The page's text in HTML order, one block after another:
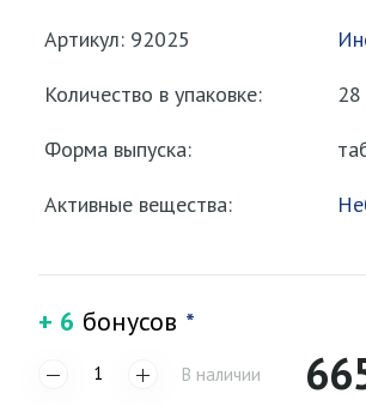
Артикул: 92025
Количество в упаковке:
28
Форма выпуска:
Активные вещества:
+ 6 бонусов *
В наличии